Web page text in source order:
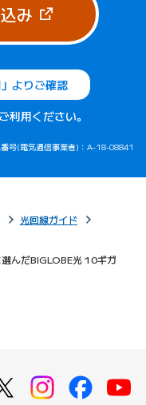
み（新しいタブ
よりご確認
利用ください。
号(電気通信事業者)：A-18-08841
光回線ガイド
んだBIGLOBE光 10ギガ
ジ